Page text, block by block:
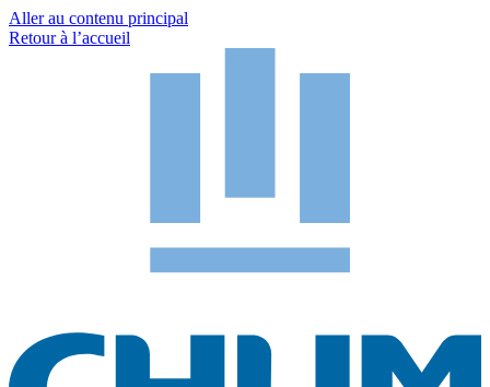
Aller au contenu principal
Retour à l’accueil